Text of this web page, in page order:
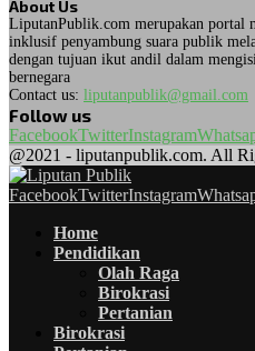
About Us
LiputanPublik.com merupakan portal
inklusif penyambung suara publik
dengan tujuan ikut andil dalam
bernegara
Contact us: liputanpublik@gmail.com
Follow us
FacebookTwitterInstagram
@2021 - liputanpublik.com. All
FacebookTwitterInstagram
Home
Pendidikan
Olah Raga
Birokrasi
Pertanian
Birokrasi